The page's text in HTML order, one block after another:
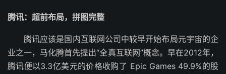
腾讯：超前布局，拼图完整
腾讯应该是国内互联网公司中较早开始布局元宇宙的企
业之一，马化腾首先提出“全真互联网”概念。早在2012年，
腾讯便以3.3亿美元的价格收购了 Epic Games 49.9%的股